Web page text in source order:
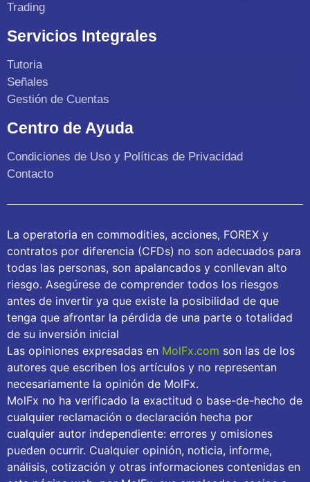
Trading
Servicios Integrales
Tutoria
Señales
Gestión de Cuentas
Centro de Ayuda
Condiciones de Uso y Políticas de Privacidad
Contacto
La operatoria en commodities, acciones, FOREX y
contratos por diferencia (CFDs) no son adecuados para
todas las personas, son apalancados y conllevan alto
riesgo. Asegúrese de comprender todos los riesgos
antes de invertir ya que existe la posibilidad de que
tenga que afrontar la pérdida de una parte o totalidad
de su inversión inicial
Las opiniones expresadas en MolFx.com son las de los
autores que escriben los artículos y no representan
necesariamente la opinión de MolFx.
MolFx no ha verificado la exactitud o base-de-hecho de
cualquier reclamación o declaración hecha por
cualquier autor independiente: errores y omisiones
pueden ocurrir. Cualquier opinión, noticia, informe,
análisis, cotización y otras informaciones contenidas en